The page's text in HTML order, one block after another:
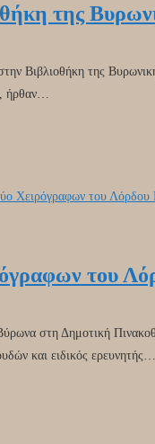
της
Βιβλιοθήκη της
ήρθαν…
του
στη Δημοτική
και ειδικός ερευνητής…